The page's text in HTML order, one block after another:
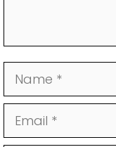
Name
Email